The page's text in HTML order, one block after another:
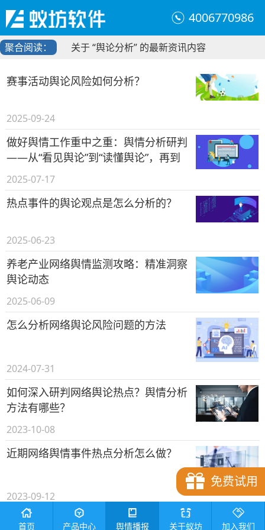
4006770986
聚合阅读： 关于 “舆论分析” 的最新资讯内容
赛事活动舆论风险如何分析？
2025-09-24
做好舆情工作重中之重：舆情分析研判
——从“看见舆论”到“读懂舆论”，再到
“驾驭舆论”
2025-07-17
热点事件的舆论观点是怎么分析的？
2025-06-23
养老产业网络舆情监测攻略：精准洞察
舆论动态
2025-06-09
怎么分析网络舆论风险问题的方法
2024-07-31
如何深入研判网络舆论热点？舆情分析
方法有哪些？
2023-10-08
近期网络舆情事件热点分析怎么做？
2023-09-12
核污染水排海舆论分析报告怎么写？去
免费试用
首页 产品中心 舆情播报 关于蚁坊 加入我们